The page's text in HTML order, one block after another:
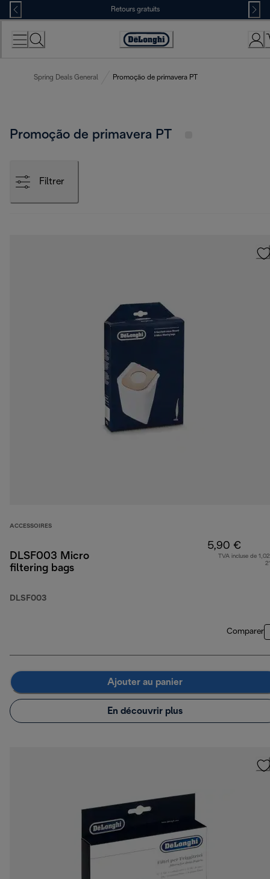
Skip
to
Content
Retours gratuits
Déclaration
Spring Deals General Promoção de primavera PT
Promoção de primavera PT
Filtrer
ACCESSOIRES
DLSF003 Micro
filtering bags
DLSF003
5,90 €
TVA incluse de
Comparer
Ajouter au panier
En découvrir plus